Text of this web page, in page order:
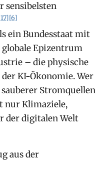
sensibelsten
[6]
ein Bundesstaat mit
globale Epizentrum
– die physische
KI-Ökonomie. Wer
Stromquellen
nur Klimaziele,
der digitalen Welt
aus der